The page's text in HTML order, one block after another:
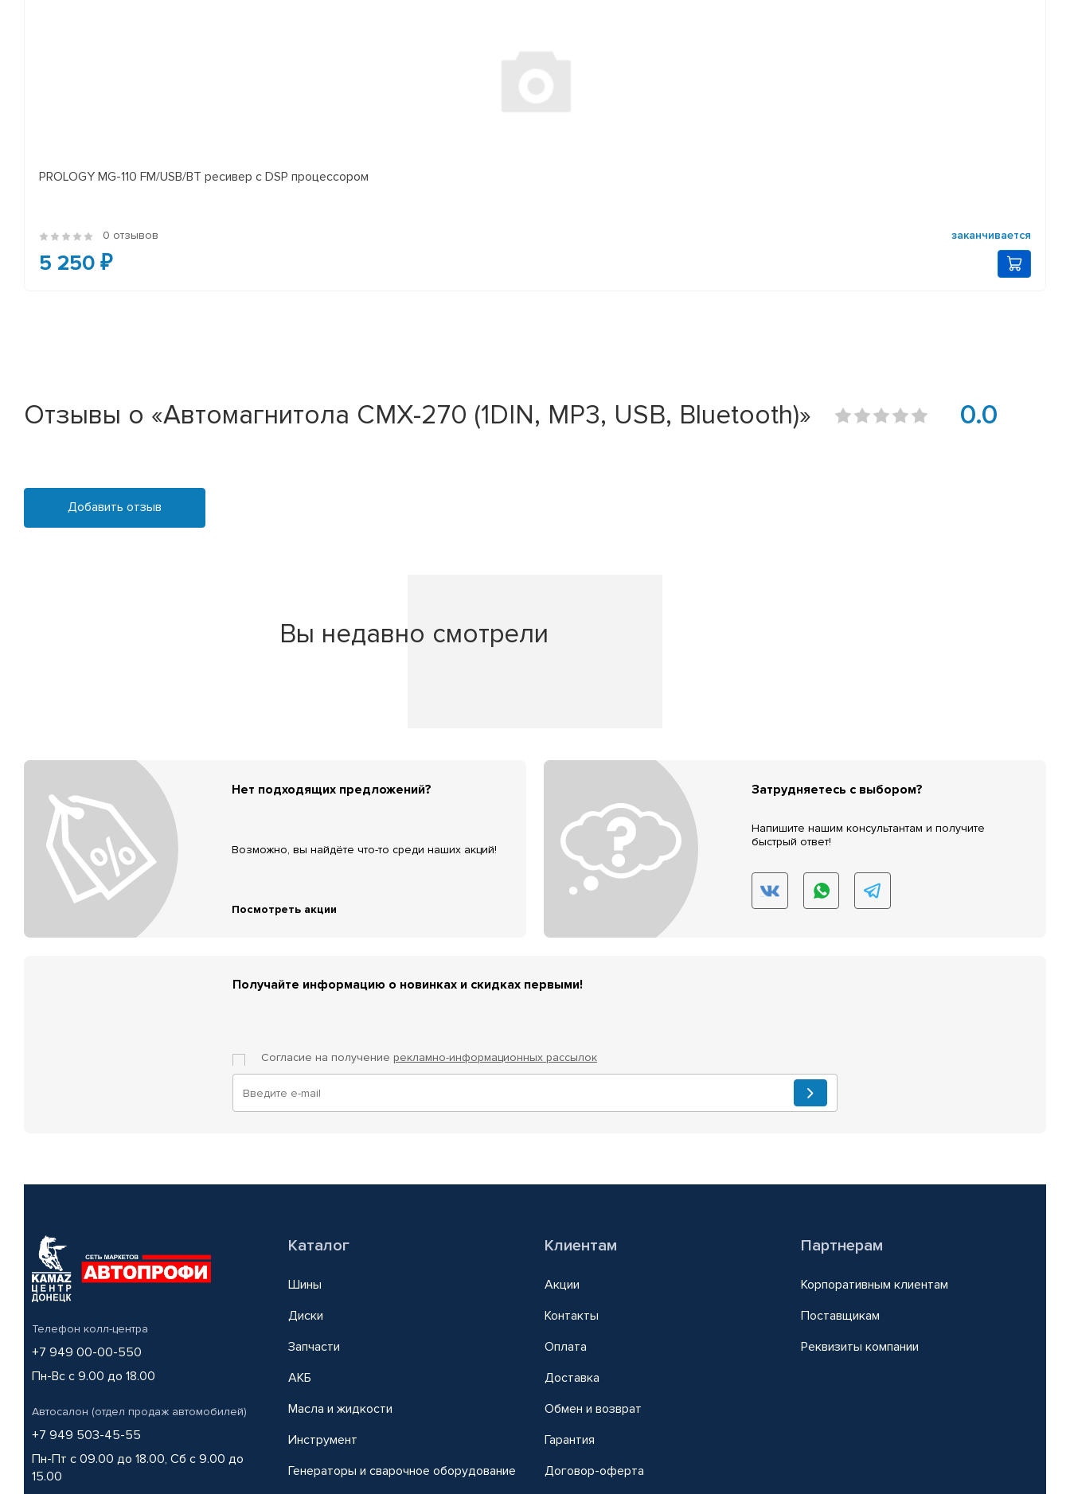
PROLOGY MG-110 FM/USB/BT ресивер с DSP процессором
0 отзывов заканчивается
5 250 ₽
Отзывы о «Автомагнитола CMX-270 (1DIN, MP3, USB, Bluetooth)» 0.0
Добавить отзыв
Вы недавно смотрели
Нет подходящих предложений?
Возможно, вы найдёте что-то среди наших акций!
Посмотреть акции
Затрудняетесь с выбором?
Напишите нашим консультантам и получите
быстрый ответ!
Получайте информацию о новинках и скидках первыми!
Согласие на получение рекламно-информационных рассылок
Телефон колл-центра
+7 949 00-00-550
Пн-Вс с 9.00 до 18.00
Автосалон (отдел продаж автомобилей)
+7 949 503-45-55
Пн-Пт с 09.00 до 18.00, Сб с 9.00 до
15.00
Каталог
Шины
Диски
Запчасти
АКБ
Масла и жидкости
Инструмент
Генераторы и сварочное оборудование
Клиентам
Акции
Контакты
Оплата
Доставка
Обмен и возврат
Гарантия
Договор-оферта
Партнерам
Корпоративным клиентам
Поставщикам
Реквизиты компании